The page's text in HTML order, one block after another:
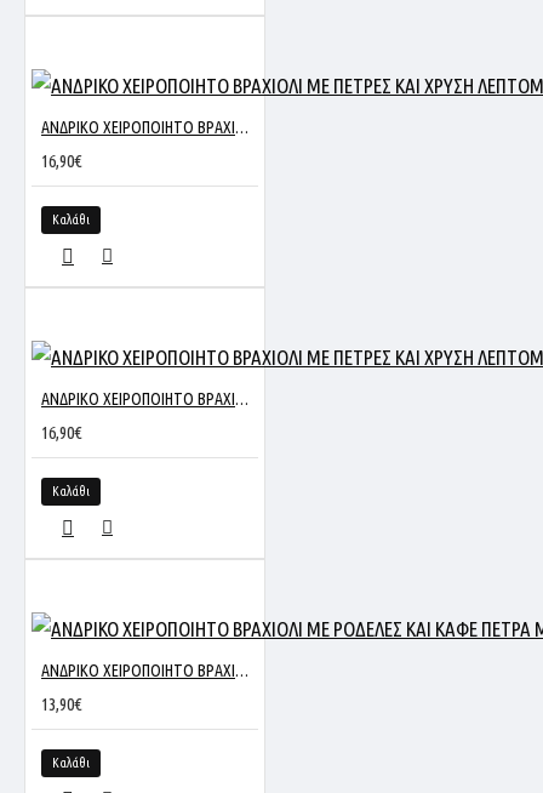
ΑΝΔΡΙΚΟ ΧΕΙΡΟΠΟΙΗΤΟ ΒΡΑΧΙΟΛΙ ΜΕ ΠΕΤΡΕΣ ΚΑΙ ΧΡΥΣΗ ΛΕΠΤΟΜΕΡΕΙΑ ΚΑΦΕ
16,90€
Καλάθι
ΑΝΔΡΙΚΟ ΧΕΙΡΟΠΟΙΗΤΟ ΒΡΑΧΙΟΛΙ ΜΕ ΠΕΤΡΕΣ ΚΑΙ ΧΡΥΣΗ ΛΕΠΤΟΜΕΡΕΙΑ ΜΑΥΡΟ
16,90€
Καλάθι
ΑΝΔΡΙΚΟ ΧΕΙΡΟΠΟΙΗΤΟ ΒΡΑΧΙΟΛΙ ΜΕ ΡΟΔΕΛΕΣ ΚΑΙ ΚΑΦΕ ΠΕΤΡΑ ΜΠΛΕ
13,90€
Καλάθι